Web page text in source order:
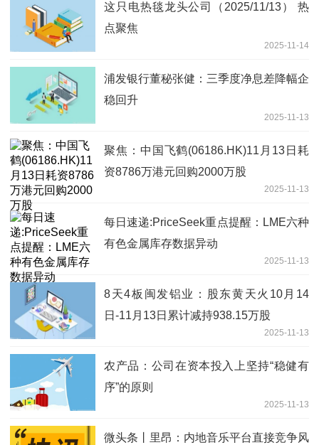
这只电热毯龙头公司（2025/11/13） 热
点聚焦
2025-11-14
浦发银行董秘张健：三季度净息差降幅企
稳回升
2025-11-13
聚焦：中国飞鹤(06186.HK)11月13日耗
资8786万港元回购2000万股
2025-11-13
每日速递:PriceSeek重点提醒：LME六种
有色金属库存数据异动
2025-11-13
8天4板闽发铝业：股东黄天火10月14
日-11月13日累计减持938.15万股
2025-11-13
农产品：公司在资本投入上坚持“稳健有
序”的原则
2025-11-13
微头条丨里昂：内地音乐平台直接竞争风